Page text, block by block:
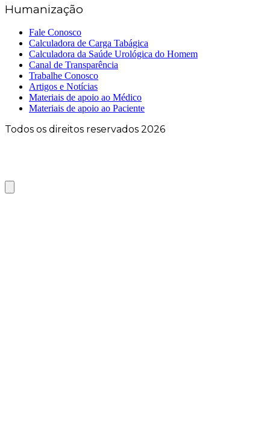
Humanização
Fale Conosco
Calculadora de Carga Tabágica
Calculadora da Saúde Urológica do Homem
Canal de Transparência
Trabalhe Conosco
Artigos e Notícias
Materiais de apoio ao Médico
Materiais de apoio ao Paciente
Todos os direitos reservados 2026